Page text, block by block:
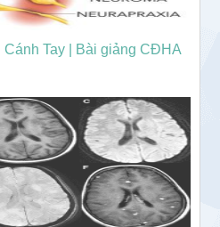
Tay | Bài giảng CĐHA